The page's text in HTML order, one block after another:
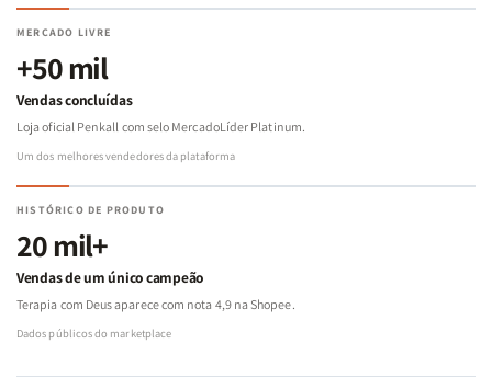
MERCADO LIVRE
+50 mil
Vendas concluídas
Loja oficial Penkall com selo MercadoLíder Platinum.
Um dos melhores vendedores da plataforma
HISTÓRICO DE PRODUTO
20 mil+
Vendas de um único campeão
Terapia com Deus aparece com nota 4,9 na Shopee.
Dados públicos do marketplace